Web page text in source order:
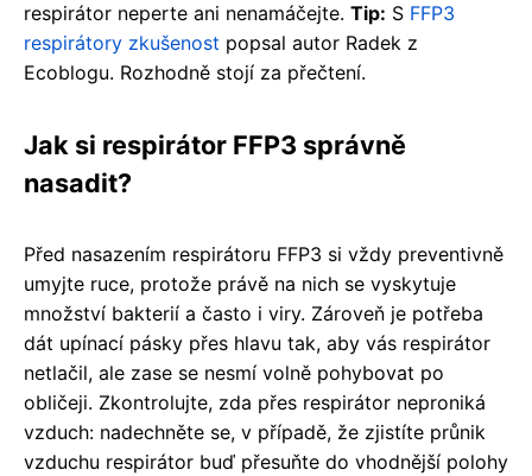
respirátor neperte ani nenamáčejte. Tip: S FFP3
respirátory zkušenost popsal autor Radek z
Ecoblogu. Rozhodně stojí za přečtení.
Jak si respirátor FFP3 správně
nasadit?
Před nasazením respirátoru FFP3 si vždy preventivně
umyjte ruce, protože právě na nich se vyskytuje
množství bakterií a často i viry. Zároveň je potřeba
dát upínací pásky přes hlavu tak, aby vás respirátor
netlačil, ale zase se nesmí volně pohybovat po
obličeji. Zkontrolujte, zda přes respirátor neproniká
vzduch: nadechněte se, v případě, že zjistíte průnik
vzduchu respirátor buď přesuňte do vhodnější polohy